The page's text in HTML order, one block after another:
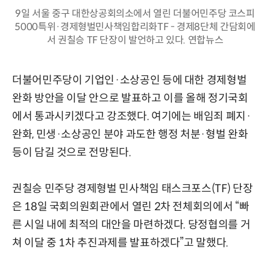
9일 서울 중구 대한상공회의소에서 열린 더불어민주당 코스피
5000특위·경제형벌민사책임합리화TF - 경제8단체 간담회에
서 권칠승 TF 단장이 발언하고 있다. 연합뉴스
더불어민주당이 기업인·소상공인 등에 대한 경제형벌
완화 방안을 이달 안으로 발표하고 이를 올해 정기국회
에서 통과시키겠다고 강조했다. 여기에는 배임죄 폐지·
완화, 민생·소상공인 분야 과도한 행정 처분·형벌 완화
등이 담길 것으로 전망된다.
권칠승 민주당 경제형벌 민사책임 태스크포스(TF) 단장
은 18일 국회의원회관에서 열린 2차 전체회의에서 “빠
른 시일 내에 최적의 대안을 마련하겠다. 당정협의를 거
쳐 이달 중 1차 추진과제를 발표하겠다”고 말했다.